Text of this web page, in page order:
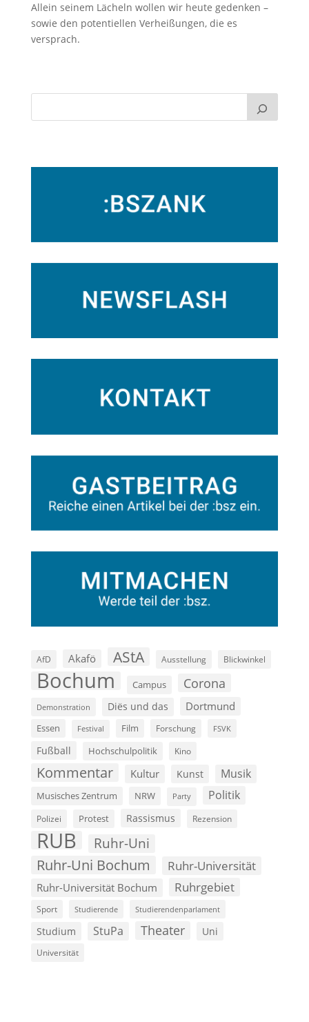
Allein seinem Lächeln wollen wir heute gedenken –
sowie den potentiellen Verheißungen, die es
versprach.
AfD Akafö AStA Ausstellung Blickwinkel
Bochum Campus Corona
Demonstration Diës und das Dortmund
Essen Festival Film Forschung FSVK
Fußball Hochschulpolitik Kino
Kommentar Kultur Kunst Musik
Musisches Zentrum NRW Party Politik
Polizei Protest Rassismus Rezension
RUB Ruhr-Uni
Ruhr-Uni Bochum Ruhr-Universität
Ruhr-Universität Bochum Ruhrgebiet
Sport Studierende Studierendenparlament
Studium StuPa Theater Uni
Universität